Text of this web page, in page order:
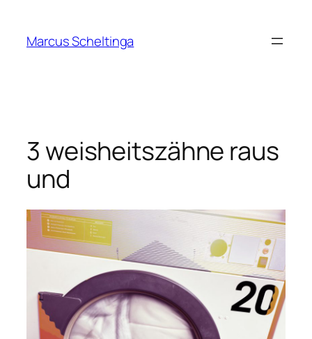
springen
Marcus Scheltinga
3 weisheitszähne raus
und